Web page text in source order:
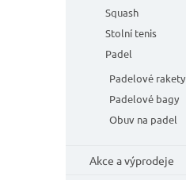
Squash
Stolní tenis
Padel
Padelové rakety
Padelové bagy
Obuv na padel
Akce a výprodeje